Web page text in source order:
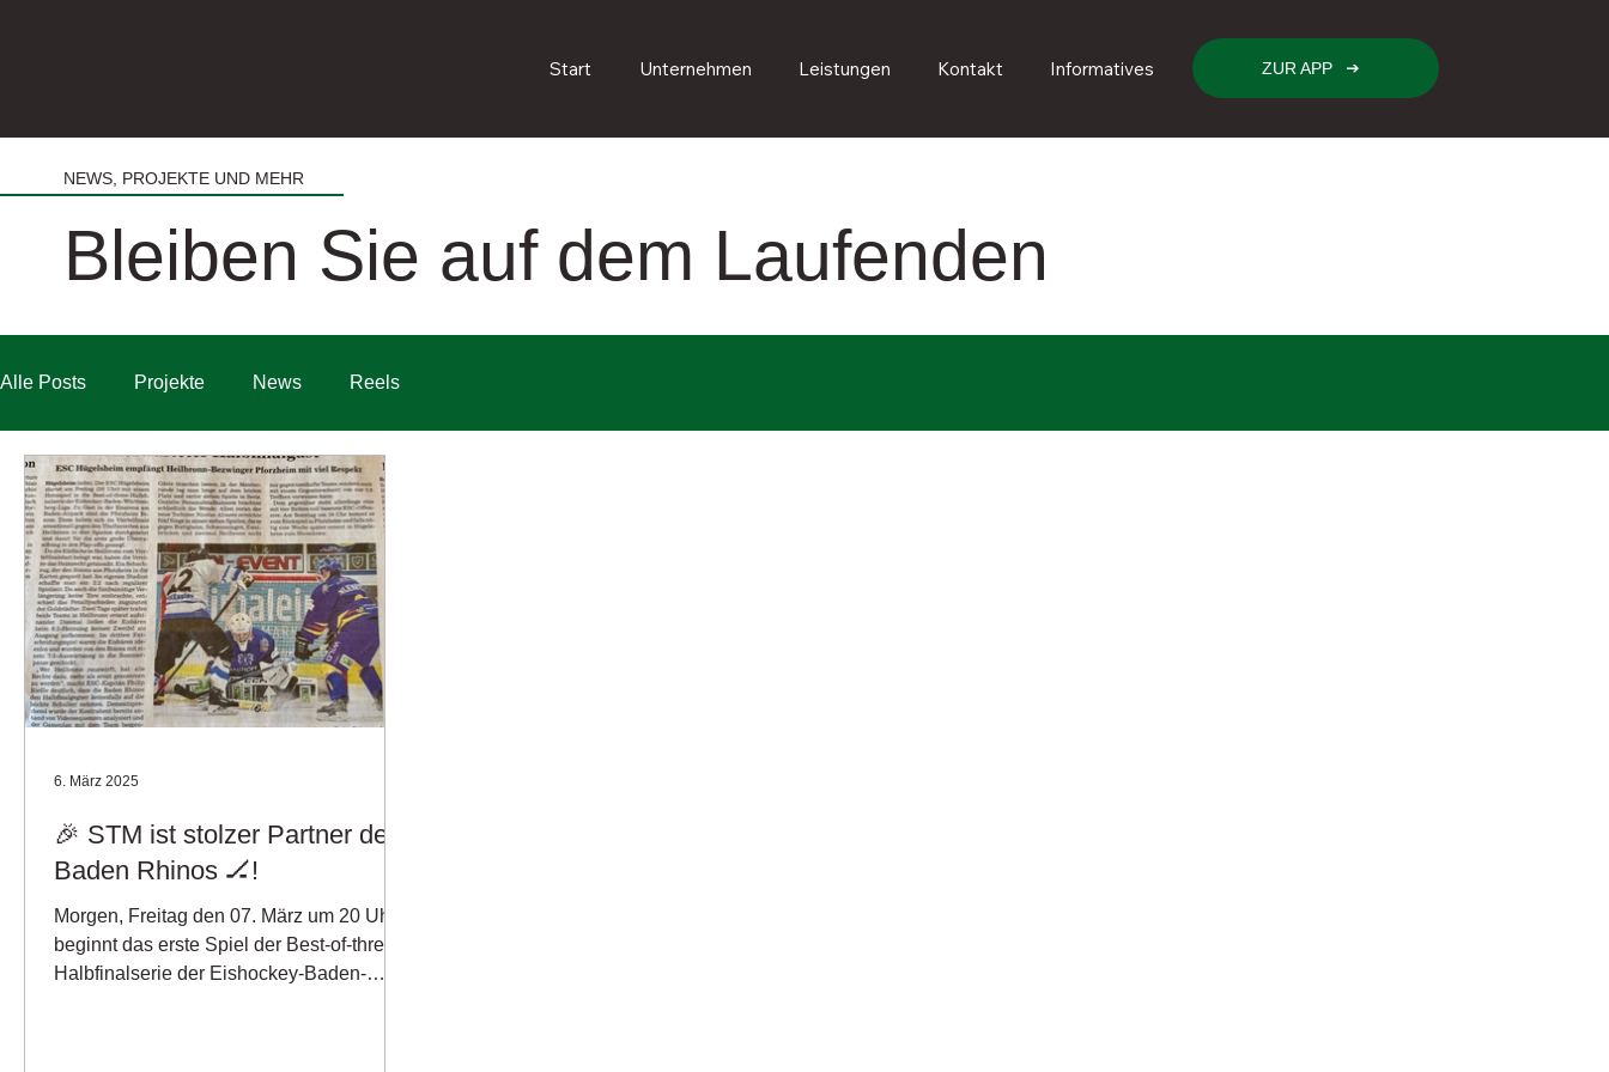
Start Unternehmen Leistungen Kontakt Informatives ZUR APP
NEWS, PROJEKTE UND MEHR
Bleiben Sie auf dem Laufenden
Alle Posts Projekte News Reels
🎉 STM ist stolzer Partner der
Baden Rhinos 🏒!
Morgen, Freitag den 07. März um 20 Uhr,
beginnt das erste Spiel der Best-of-three-
Halbfinalserie der Eishockey-Baden-
6. März 2025